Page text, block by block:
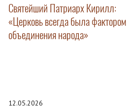
Святейший Патриарх Кирилл:
«Церковь всегда была фактором
объединения народа»
12.05.2026